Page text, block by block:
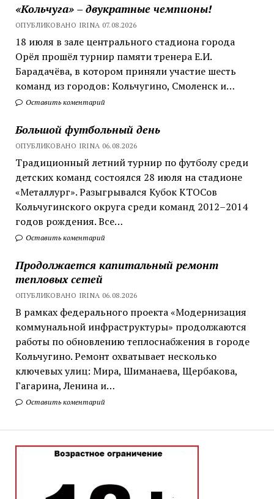
«Кольчуга» – двукратные чемпионы!
ОПУБЛИКОВАНО IRINA 07.08.2026
18 июля в зале центрального стадиона города
Орёл прошёл турнир памяти тренера Е.И.
Барадачёва, в котором приняли участие шесть
команд из городов: Кольчугино, Смоленск и…
Оставить коментарий
Большой футбольный день
ОПУБЛИКОВАНО IRINA 06.08.2026
Традиционный летний турнир по футболу среди
детских команд состоялся 28 июля на стадионе
«Металлург». Разыгрывался Кубок КТОСов
Кольчугинского округа среди команд 2012–2014
годов рождения. Все…
Оставить коментарий
Продолжается капитальный ремонт
тепловых сетей
ОПУБЛИКОВАНО IRINA 06.08.2026
В рамках федерального проекта «Модернизация
коммунальной инфраструктуры» продолжаются
работы по обновлению теплоснабжения в городе
Кольчугино. Ремонт охватывает несколько
ключевых улиц: Мира, Шиманаева, Щербакова,
Гагарина, Ленина и…
Оставить коментарий